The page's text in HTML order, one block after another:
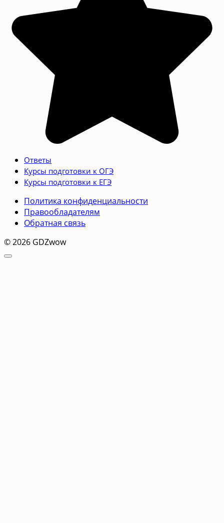
Ответы
Курсы подготовки к ОГЭ
Курсы подготовки к ЕГЭ
Политика конфиденциальности
Правообладателям
Обратная связь
© 2026 GDZwow